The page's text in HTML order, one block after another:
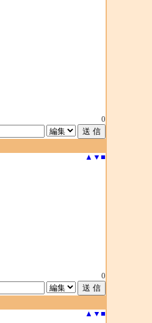
0
▲ ▼ ■
0
▲ ▼ ■